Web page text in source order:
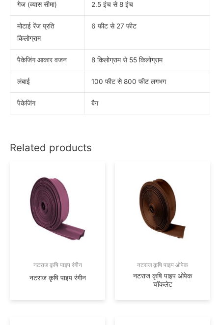
गेज (व्यास सीमा) 2.5 इंच से 8 इंच
मोटाई रेंज प्रति
किलोग्राम
6 फीट से 27 फीट
पैकेजिंग आकार वजन 8 किलोग्राम से 55 किलोग्राम
लंबाई 100 फीट से 800 फीट लगभग
पैकेजिंग बैग
Related products
नटराज कृषि पाइप रंगीन
नटराज कृषि पाइप रंगीन
नटराज कृषि पाइप ओपेक
नटराज कृषि पाइप ओपेक
चॉकलेट